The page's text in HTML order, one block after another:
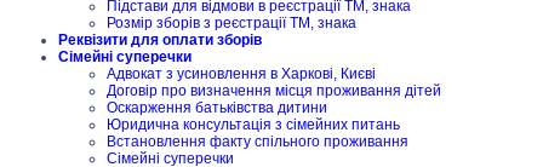
Підстави для відмови в реєстрації ТМ, знака
Розмір зборів з реєстрації ТМ, знака
Реквізити для оплати зборів
Сімейні суперечки
Адвокат з усиновлення в Харкові, Києві
Договір про визначення місця проживання дітей
Оскарження батьківства дитини
Юридична консультація з сімейних питань
Встановлення факту спільного проживання
Сімейні суперечки